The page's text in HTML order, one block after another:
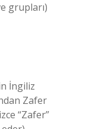
grupları)
İngiliz
Zafer
“Zafer”